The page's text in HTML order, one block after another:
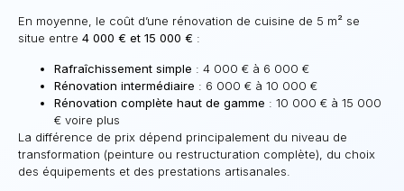
En moyenne, le coût d’une rénovation de cuisine de 5 m² se
situe entre 4 000 € et 15 000 € :
Rafraîchissement simple : 4 000 € à 6 000 €
Rénovation intermédiaire : 6 000 € à 10 000 €
Rénovation complète haut de gamme : 10 000 € à 15 000
€ voire plus
La différence de prix dépend principalement du niveau de
transformation (peinture ou restructuration complète), du choix
des équipements et des prestations artisanales.